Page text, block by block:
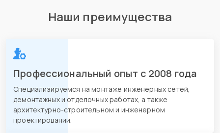
Наши преимущества
Профессиональный опыт с 2008 года
Специализируемся на монтаже инженерных сетей,
демонтажных и отделочных работах, а также
архитектурно-строительном и инженерном
проектировании.